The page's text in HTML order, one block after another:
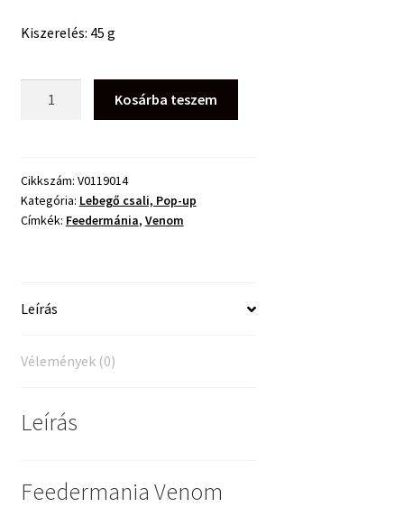
Kiszerelés: 45 g
Pop-
Up
Boilie
mennyiség
Kosárba teszem
Cikkszám: V0119014
Kategória: Lebegő csali, Pop-up
Címkék: Feedermánia, Venom
Leírás
Vélemények (0)
Leírás
Feedermania Venom